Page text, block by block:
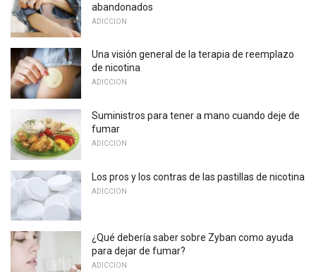
abandonados
ADICCION
Una visión general de la terapia de reemplazo
de nicotina
ADICCION
Suministros para tener a mano cuando deje de
fumar
ADICCION
Los pros y los contras de las pastillas de nicotina
ADICCION
¿Qué debería saber sobre Zyban como ayuda
para dejar de fumar?
ADICCION